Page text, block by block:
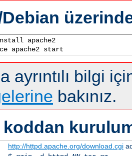
apache2
apache2 start
ayrıntılı bilgi
bakınız.
koddan
http://httpd.apache.org/download.cgi